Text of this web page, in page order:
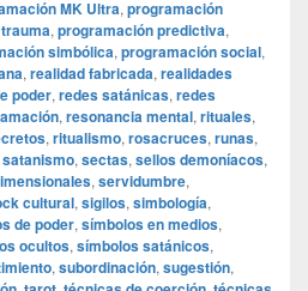
MK Ultra, programación
, programación predictiva,
simbólica, programación social,
, realidad fabricada, realidades
poder, redes satánicas, redes
, resonancia mental, rituales,
, ritualismo, rosacruces, runas,
satanismo, sectas, sellos demoníacos,
, servidumbre,
cultural, sigilos, simbología,
de poder, símbolos en medios,
ocultos, símbolos satánicos,
, subordinación, sugestión,